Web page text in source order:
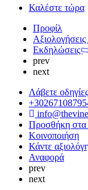
Καλέστε τώρα
Προφίλ
Αξιολογήσεις
Εκδηλώσεις
prev
next
Λάβετε οδηγίες
Προσθήκη στα
Κοινοποιήση
Κάντε
Αναφορά
prev
next